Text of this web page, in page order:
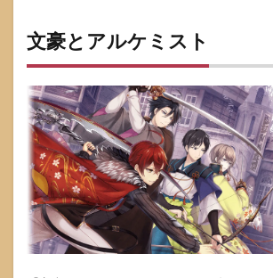
文豪とアルケミスト